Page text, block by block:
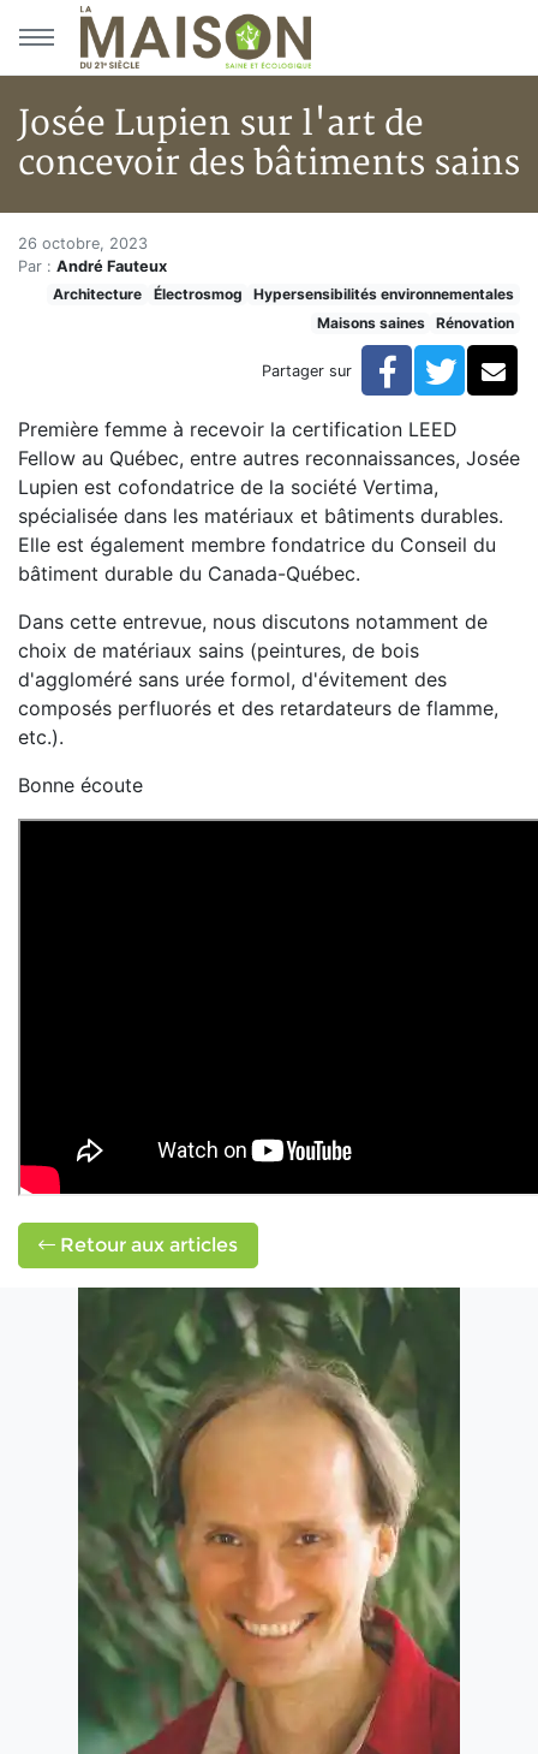
Aller au menu principal
Aller au contenu principal
Josée Lupien sur l'art de
concevoir des bâtiments sains
Accueil
Articles
Maisons saines
Hypersensibilités environnementales
Josée Lupien sur l'art de concevoir des bâtiments
Josée Lupien sur l'art de
26 octobre, 2023
Par : André Fauteux
Architecture
Électrosmog
Hypersensibilités environnementales
Maisons saines
Rénovation
Partager sur Facebook
Première femme à recevoir la certification LEED
Fellow au Québec, entre autres reconnaissances, Josée
Lupien est cofondatrice de la société Vertima,
spécialisée dans les matériaux et bâtiments durables.
Elle est également membre fondatrice du Conseil du
bâtiment durable du Canada-Québec.
Dans cette entrevue, nous discutons notamment de
choix de matériaux sains (peintures, de bois
d'aggloméré sans urée formol, d'évitement des
composés perfluorés et des retardateurs de flamme,
etc.).
Bonne écoute
Retour aux articles